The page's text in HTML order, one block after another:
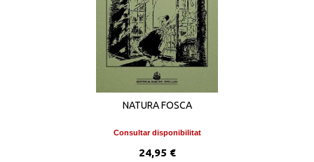
NATURA FOSCA
Consultar disponibilitat
24,95 €